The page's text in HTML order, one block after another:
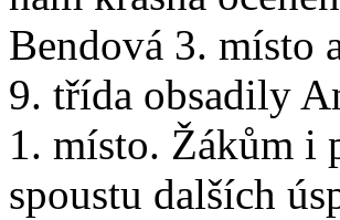
Bendová 3. místo
9. třída obsadily
1. místo. Žákům i
spoustu dalších